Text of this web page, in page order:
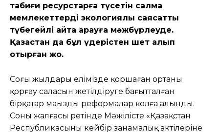
табиғи ресурстарға түсетін салмақ
мемлекеттерді экологиялық саясатты
түбегейлі қайта қарауға мəжбүрлеуде.
Қазақстан да бұл үдерістен шет қалып
отырған жоқ.
Соңғы жылдары елімізде қоршаған ортаны
қорғау саласын жетілдіруге бағытталған
бірқатар маңызды реформалар қолға алынды.
Соның жалғасы ретінде Мəжілісте «Қазақстан
Республикасының кейбір заңнамалық актілеріне